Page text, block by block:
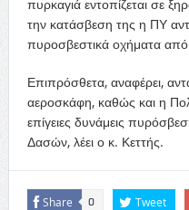
πυρκαγιά εντοπίζεται σε
την κατάσβεση της η ΠΥ
πυροσβεστικά οχήματα
Επιπρόσθετα, αναφέρει,
αεροσκάφη, καθώς και η
επίγειες δυνάμεις
Δασών, λέει ο κ. Κεττής.
Share 0 Tweet